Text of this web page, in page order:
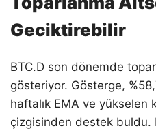
Geciktirebilir
BTC.D son dönemde
gösteriyor. Gösterge,
haftalık EMA ve yükselen
çizgisinden destek buldu.